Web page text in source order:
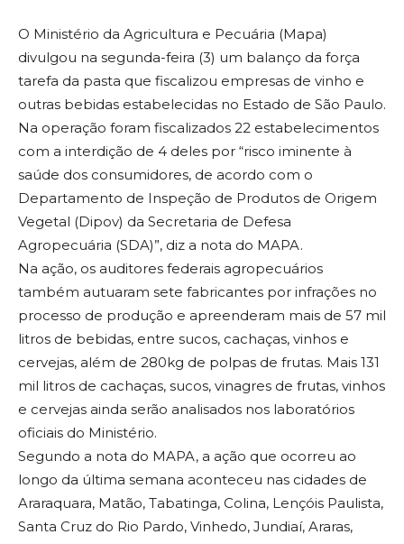
O Ministério da Agricultura e Pecuária (Mapa)
divulgou na segunda-feira (3) um balanço da força
tarefa da pasta que fiscalizou empresas de vinho e
outras bebidas estabelecidas no Estado de São Paulo.
Na operação foram fiscalizados 22 estabelecimentos
com a interdição de 4 deles por “risco iminente à
saúde dos consumidores, de acordo com o
Departamento de Inspeção de Produtos de Origem
Vegetal (Dipov) da Secretaria de Defesa
Agropecuária (SDA)”, diz a nota do MAPA.
Na ação, os auditores federais agropecuários
também autuaram sete fabricantes por infrações no
processo de produção e apreenderam mais de 57 mil
litros de bebidas, entre sucos, cachaças, vinhos e
cervejas, além de 280kg de polpas de frutas. Mais 131
mil litros de cachaças, sucos, vinagres de frutas, vinhos
e cervejas ainda serão analisados nos laboratórios
oficiais do Ministério.
Segundo a nota do MAPA, a ação que ocorreu ao
longo da última semana aconteceu nas cidades de
Araraquara, Matão, Tabatinga, Colina, Lençóis Paulista,
Santa Cruz do Rio Pardo, Vinhedo, Jundiaí, Araras,